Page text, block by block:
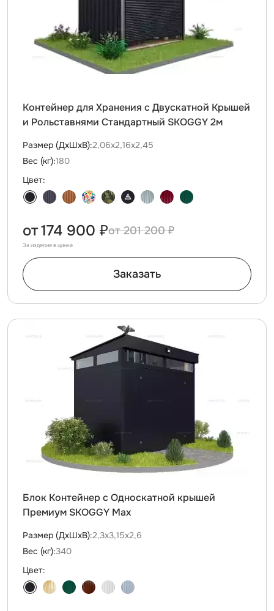
Контейнер для Хранения с Двускатной Крышей
и Рольставнями Стандартный SKOGGY 2м
Размер (ДxШxВ):2,06х2,16х2,45
Вес (кг):180
Цвет:
201 200 ₽
от174 900 ₽
За изделие в цинке
Заказать
Блок Контейнер с Односкатной крышей
Премиум SKOGGY Max
Размер (ДxШxВ):2,3х3,15х2,6
Вес (кг):340
Цвет: